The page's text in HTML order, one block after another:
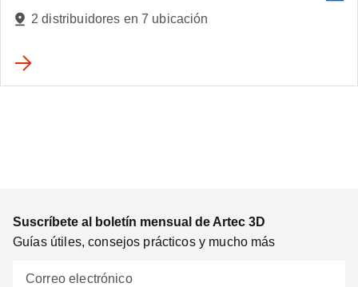
2 distribuidores en 7 ubicación
Suscríbete al boletín mensual de Artec 3D
Guías útiles, consejos prácticos y mucho más
Correo electrónico